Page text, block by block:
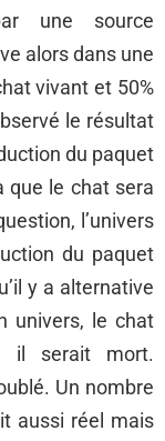
une source
alors dans une
vivant et 50%
le résultat
du paquet
que le chat sera
l’univers
du paquet
y a alternative
univers, le chat
il serait mort.
Un nombre
aussi réel mais